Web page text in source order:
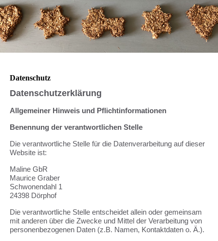
Datenschutz
Datenschutzerklärung
Allgemeiner Hinweis und Pflichtinformationen
Benennung der verantwortlichen Stelle
Die verantwortliche Stelle für die Datenverarbeitung auf dieser
Website ist:
Maline GbR
Maurice Graber
Schwonendahl 1
24398 Dörphof
Die verantwortliche Stelle entscheidet allein oder gemeinsam
mit anderen über die Zwecke und Mittel der Verarbeitung von
personenbezogenen Daten (z.B. Namen, Kontaktdaten o. Ä.).